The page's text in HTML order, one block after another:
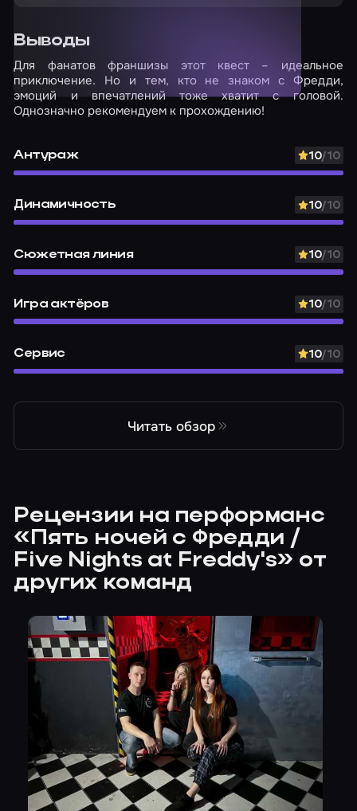
Выводы
Для фанатов франшизы этот квест – идеальное
приключение. Но и тем, кто не знаком с Фредди,
эмоций и впечатлений тоже хватит с головой.
Однозначно рекомендуем к прохождению!
Антураж 10/10
Динамичность 10/10
Сюжетная линия 10/10
Игра актёров 10/10
Сервис 10/10
Читать обзор
Рецензии на перформанс
«Пять ночей с Фредди /
Five Nights at Freddy's» от
других команд